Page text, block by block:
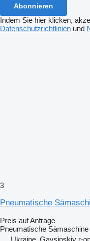
Abonnieren
Indem Sie hier klicken,
Datenschutzrichtlinien und
3
Pneumatische
Preis auf Anfrage
Pneumatische Sämaschine
Ukraine, Gaysinskiy r-